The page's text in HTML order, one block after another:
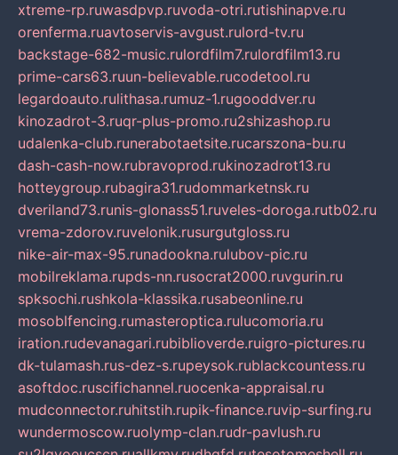
xtreme-rp.ruwasdpvp.ruvoda-otri.rutishinapve.ru
orenferma.ruavtoservis-avgust.rulord-tv.ru
backstage-682-music.rulordfilm7.rulordfilm13.ru
prime-cars63.ruun-believable.rucodetool.ru
legardoauto.rulithasa.rumuz-1.rugooddver.ru
kinozadrot-3.ruqr-plus-promo.ru2shizashop.ru
udalenka-club.runerabotaetsite.rucarszona-bu.ru
dash-cash-now.rubravoprod.rukinozadrot13.ru
hotteygroup.rubagira31.rudommarketnsk.ru
dveriland73.runis-glonass51.ruveles-doroga.rutb02.ru
vrema-zdorov.ruvelonik.rusurgutgloss.ru
nike-air-max-95.runadookna.rulubov-pic.ru
mobilreklama.rupds-nn.rusocrat2000.ruvgurin.ru
spksochi.rushkola-klassika.rusabeonline.ru
mosoblfencing.rumasteroptica.rulucomoria.ru
iration.rudevanagari.rubiblioverde.ruigro-pictures.ru
dk-tulamash.rus-dez-s.rupeysok.rublackcountess.ru
asoftdoc.ruscifichannel.ruocenka-appraisal.ru
mudconnector.ruhitstih.rupik-finance.ruvip-surfing.ru
wundermoscow.ruolymp-clan.rudr-pavlush.ru